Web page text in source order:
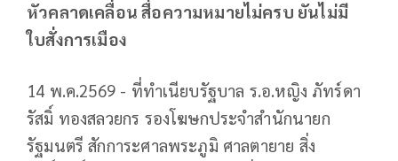
หัวคลาดเคลื่อน สื่อความหมายไม่ครบ ยันไม่มี
ใบสั่งการเมือง
14 พ.ค.2569 - ที่ทำเนียบรัฐบาล ร.อ.หญิง ภัทร์ดา
รัสมิ์ ทองสลวยกร รองโฆษกประจำสำนักนายก
รัฐมนตรี สักการะศาลพระภูมิ ศาลตายาย สิ่ง